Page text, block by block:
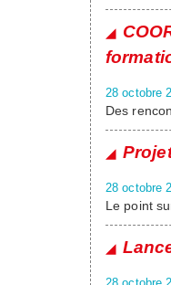
28 octobre
Des
28 octobre
Le point